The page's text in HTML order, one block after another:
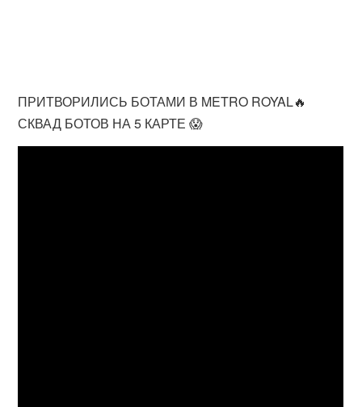
ПРИТВОРИЛИСЬ БОТАМИ В METRO ROYAL🔥
СКВАД БОТОВ НА 5 КАРТЕ 😱